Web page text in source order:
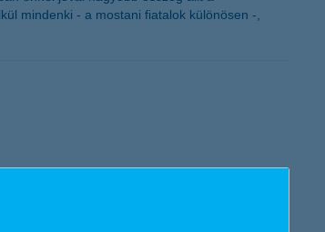
mindenki - a mostani fiatalok különösen -,
résztvevőre számít a szervező K&H, a
várják, a díjak összértéke